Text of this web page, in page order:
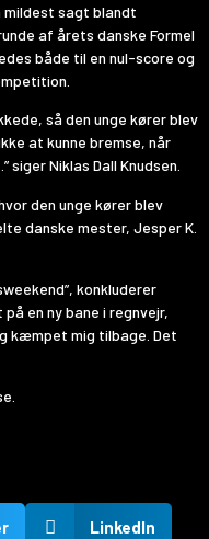
mildest sagt blandt
af årets danske Formel
både til en nul-score og
så den unge kører blev
at kunne bremse, når
Niklas Dall Knudsen.
den unge kører blev
danske mester, Jesper K.
konkluderer
en ny bane i regnvejr,
kæmpet mig tilbage. Det
LinkedIn